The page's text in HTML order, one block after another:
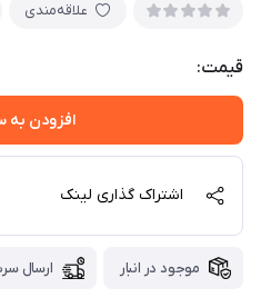
علاقه‌مندی
قیمت:
افزودن به
اشتراک گذاری لینک
موجود در انبار ارسال